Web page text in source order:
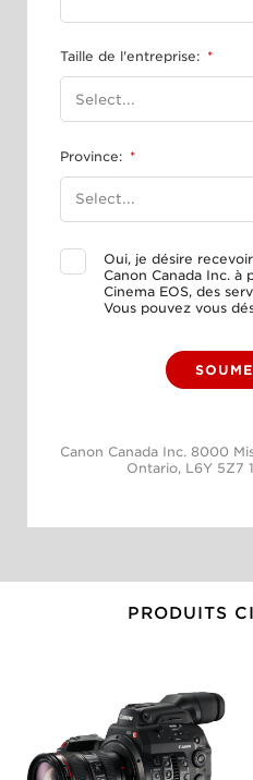
*
Taille de l'entreprise:
*
Province:
Oui, je désire
Canon Canada Inc. à
Cinema EOS, des
Vous pouvez vous
Canon Canada Inc. 8000
Ontario, L6Y 5Z7
PRODUITS